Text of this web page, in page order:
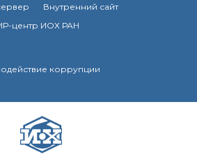
Внутренний сайт
центр ИОХ РАН
коррупции